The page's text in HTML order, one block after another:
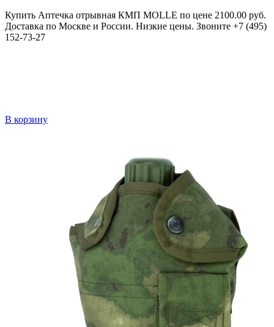
Купить Аптечка отрывная КМП MOLLE по цене 2100.00 руб.
Доставка по Москве и России. Низкие цены. Звоните +7 (495)
152-73-27
В корзину